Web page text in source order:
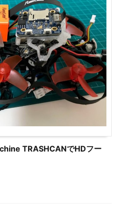
TRASHCANでHDフー